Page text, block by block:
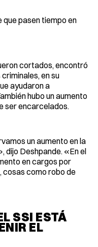
que pasen tiempo en
cortados, encontró
en su
ayudaron a
hubo un aumento
ser encarcelados.
un aumento en la
dijo Deshpande. «En el
en cargos por
cosas como robo de
SSI ESTÁ
EL